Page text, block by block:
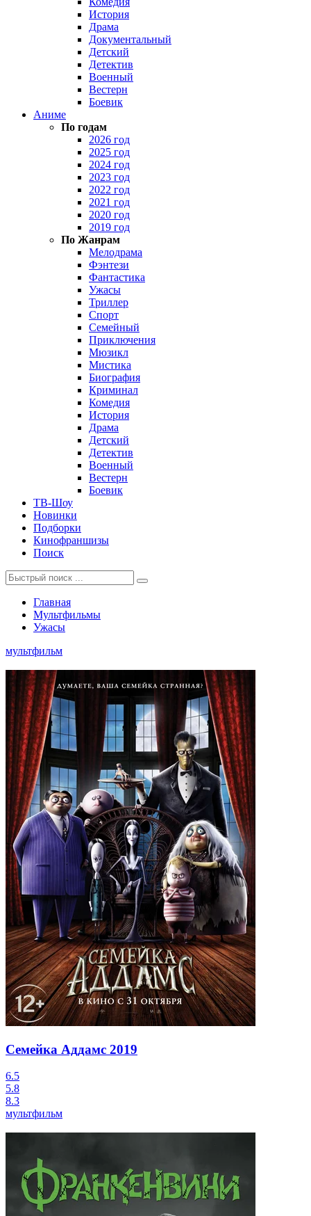
История
Драма
Документальный
Детский
Детектив
Военный
Вестерн
Боевик
Аниме
По годам
2026 год
2025 год
2024 год
2023 год
2022 год
2021 год
2020 год
2019 год
По Жанрам
Мелодрама
Фэнтези
Фантастика
Ужасы
Триллер
Спорт
Семейный
Приключения
Мюзикл
Мистика
Биография
Криминал
Комедия
История
Драма
Детский
Детектив
Военный
Вестерн
Боевик
ТВ-Шоу
Новинки
Подборки
Кинофраншизы
Поиск
Главная
Мультфильмы
Ужасы
мультфильм
Семейка Аддамс 2019
6.5
5.8
8.3
мультфильм